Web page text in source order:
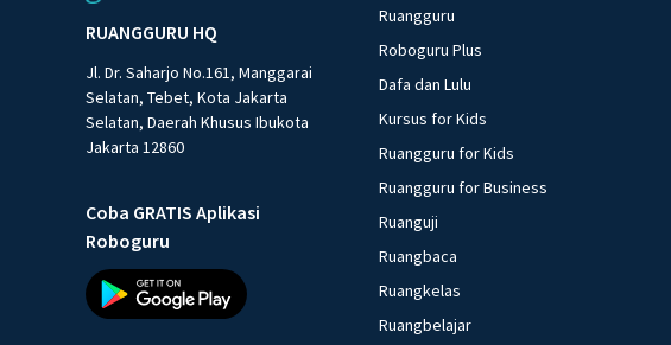
RUANGGURU HQ
Jl. Dr. Saharjo No.161, Manggarai
Selatan, Tebet, Kota Jakarta
Selatan, Daerah Khusus Ibukota
Jakarta 12860
Coba GRATIS Aplikasi
Roboguru
Ruangguru
Roboguru Plus
Dafa dan Lulu
Kursus for Kids
Ruangguru for Kids
Ruangguru for Business
Ruanguji
Ruangbaca
Ruangkelas
Ruangbelajar